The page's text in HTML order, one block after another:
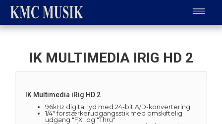
IK MULTIMEDIA IRIG HD 2
IK Multimedia iRig HD 2
96kHz digital lyd med 24-bit A/D-konvertering
1/4" forstærkerudgangsstik med omskiftelig
udgang "FX" og "Thru"